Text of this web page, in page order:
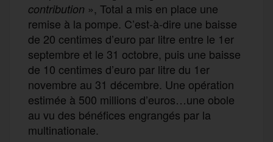
contribution », Total a mis en place une
remise à la pompe. C’est-à-dire une baisse
de 20 centimes d’euro par litre entre le 1er
septembre et le 31 octobre, puis une baisse
de 10 centimes d’euro par litre du 1er
novembre au 31 décembre. Une opération
estimée à 500 millions d’euros…une obole
au vu des bénéfices engrangés par la
multinationale.